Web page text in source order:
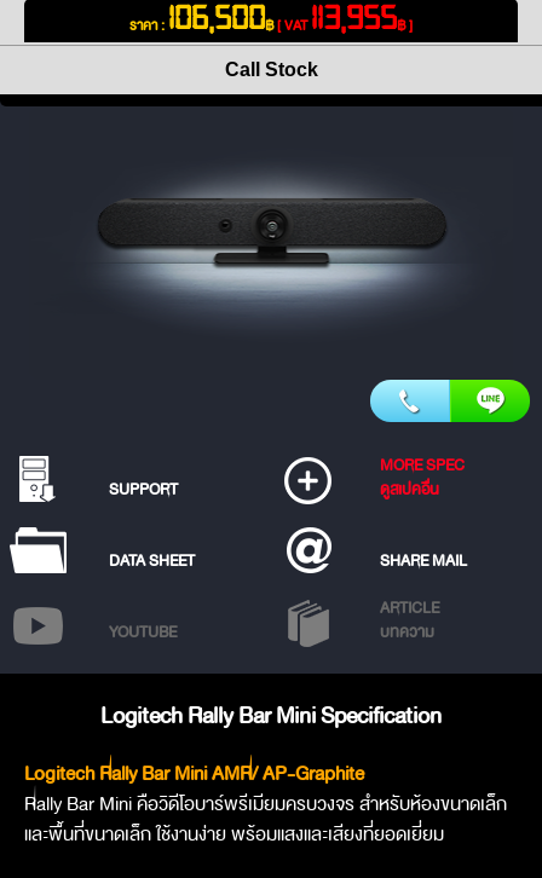
ราคา : 106,500฿[ VAT113,955฿ ]
Call Stock
SUPPORT
MORE SPEC
ดูสเปคอื่น
DATA SHEET SHARE MAIL
YOUTUBE
ARTICLE
บทความ
Logitech Rally Bar Mini Specification
Logitech Rally Bar Mini AMR/ AP-Graphite
Rally Bar Mini คือวิดีโอบาร์พรีเมียมครบวงจร สำหรับห้องขนาดเล็ก
และพื้นที่ขนาดเล็ก ใช้งานง่าย พร้อมแสงและเสียงที่ยอดเยี่ยม